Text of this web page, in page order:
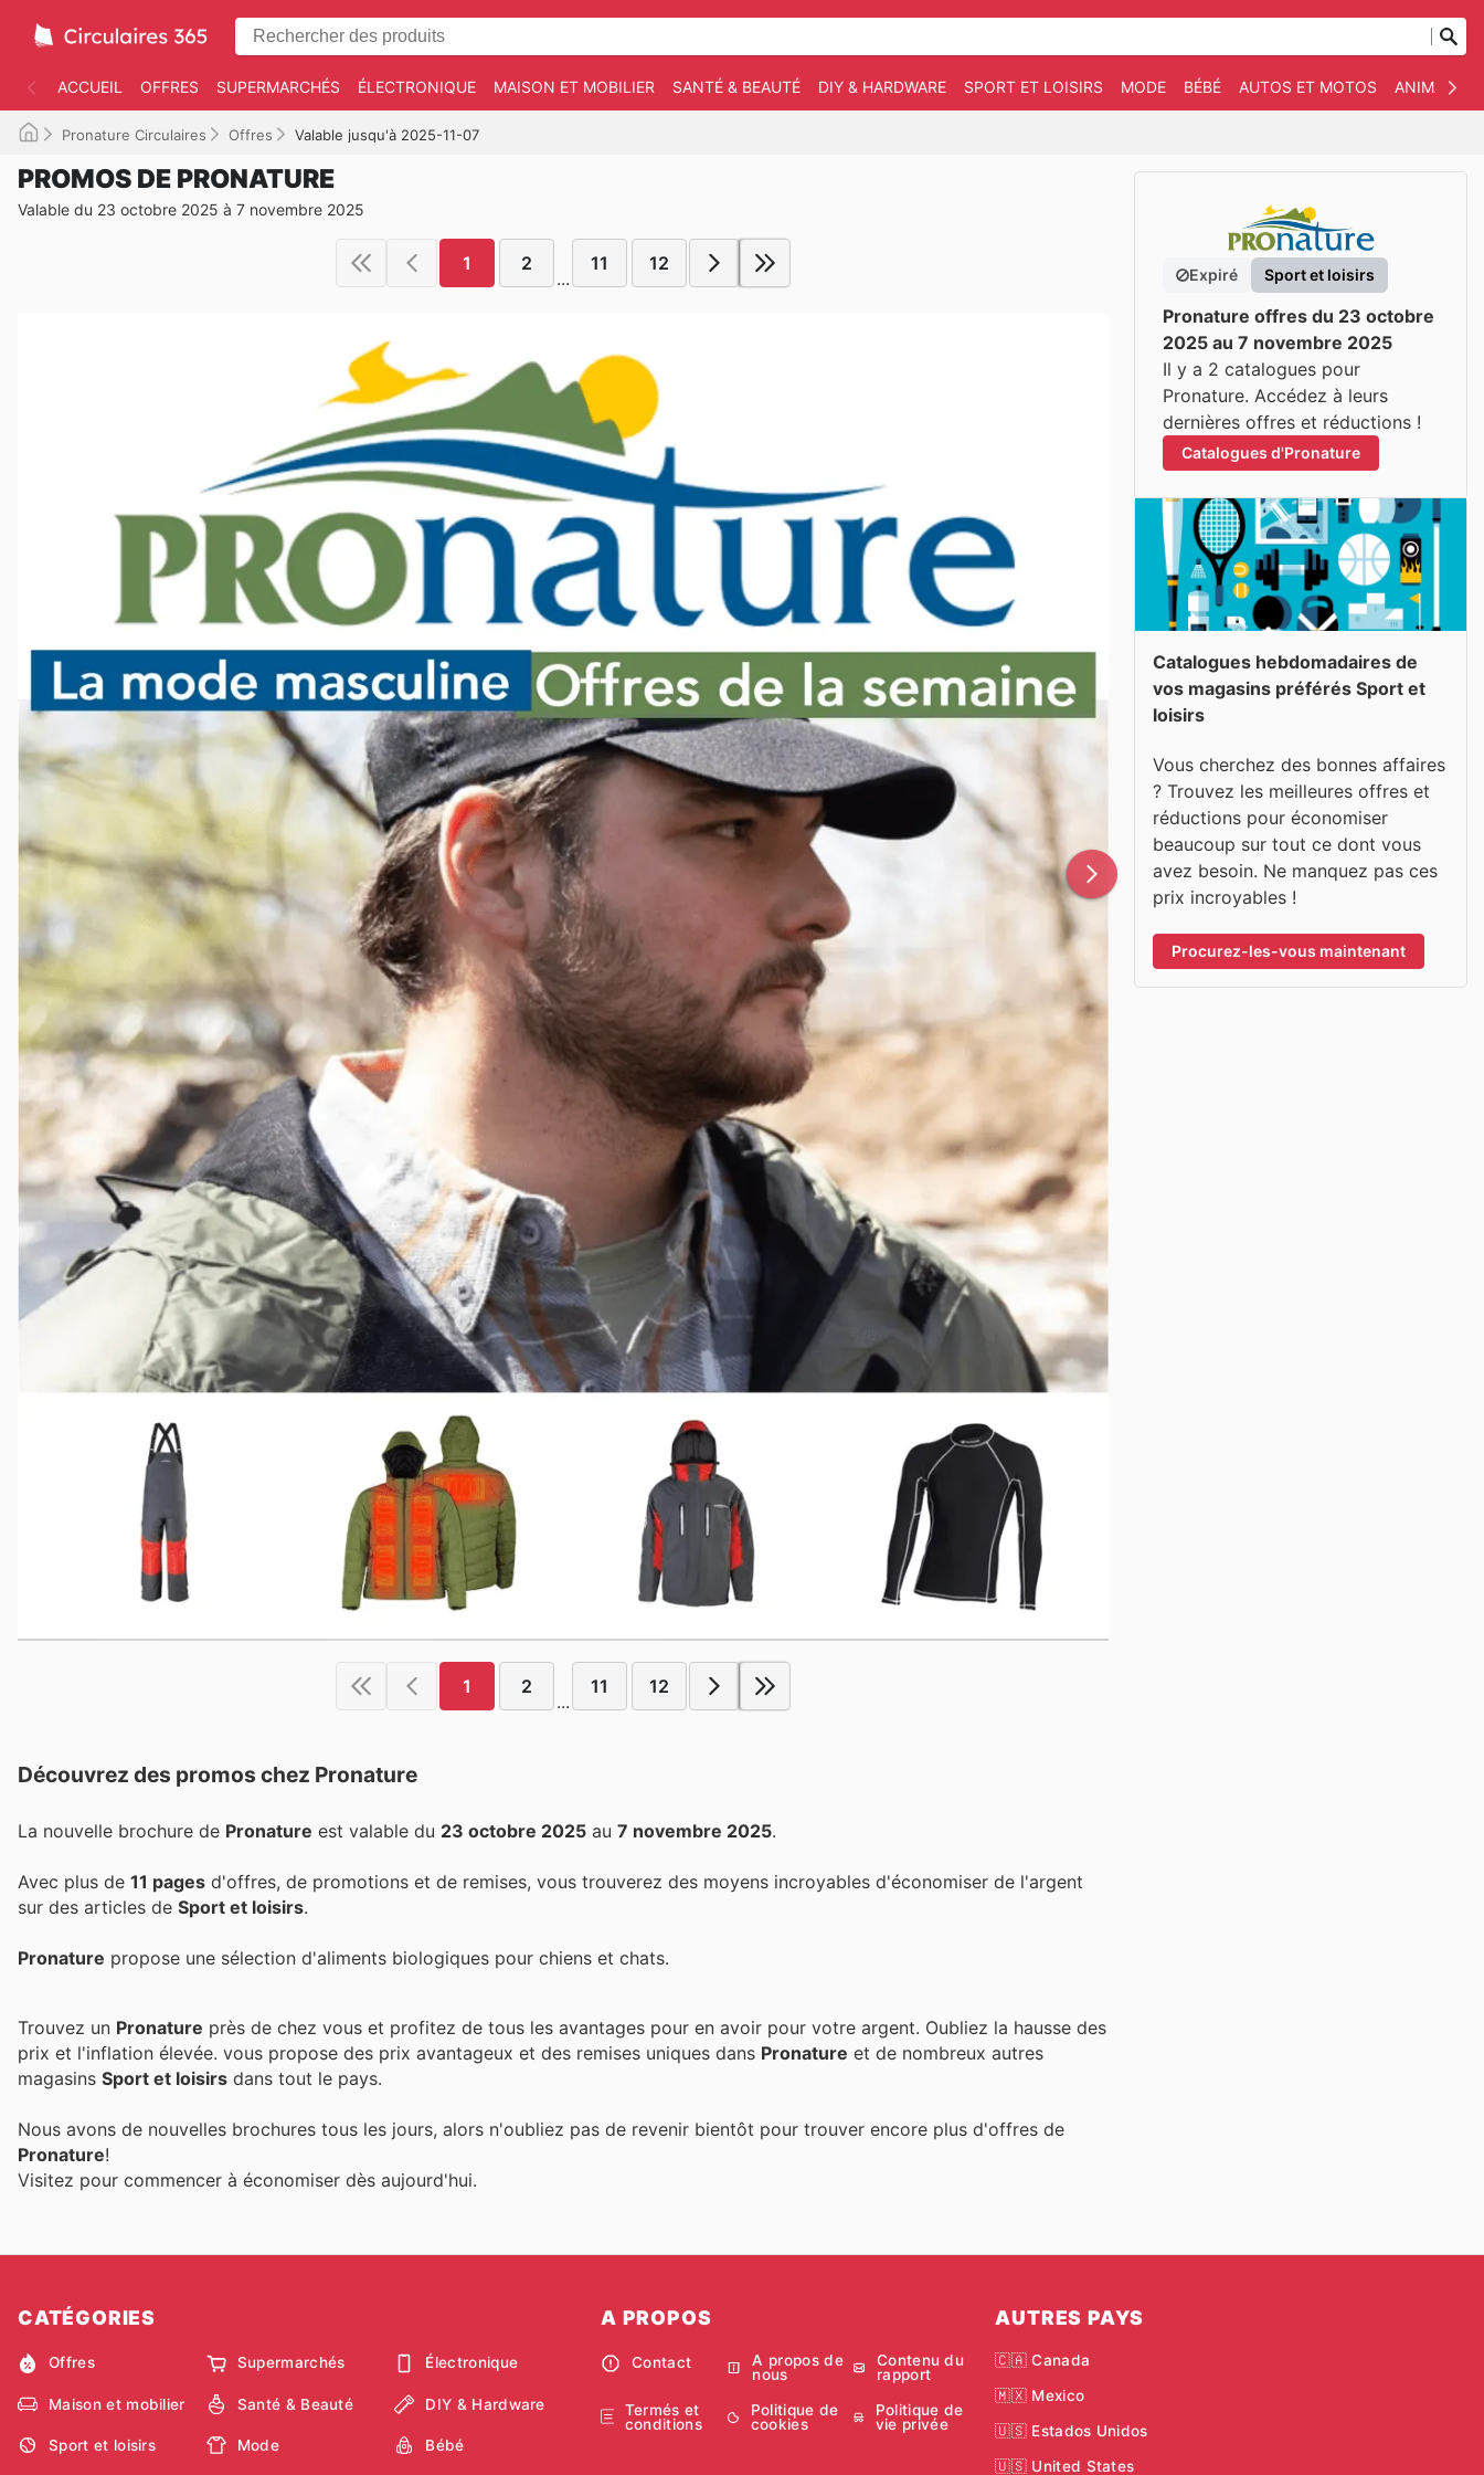
ACCUEIL OFFRES SUPERMARCHÉS ÉLECTRONIQUE MAISON ET MOBILIER SANTÉ & BEAUTÉ DIY & HARDWARE SPORT ET LOISIRS MODE BÉBÉ AUTOS ET MOTOS ANIMAUX
Pronature Circulaires Offres Valable jusqu'à 2025-11-07
PROMOS DE PRONATURE
Valable du 23 octobre 2025 à 7 novembre 2025
1 2
...
11 12
1 2
...
11 12
Découvrez des promos chez Pronature
La nouvelle brochure de Pronature est valable du 23 octobre 2025 au 7 novembre 2025.
Avec plus de 11 pages d'offres, de promotions et de remises, vous trouverez des moyens incroyables d'économiser de l'argent
sur des articles de Sport et loisirs.
Pronature propose une sélection d'aliments biologiques pour chiens et chats.
Trouvez un Pronature près de chez vous et profitez de tous les avantages pour en avoir pour votre argent. Oubliez la hausse des
prix et l'inflation élevée. vous propose des prix avantageux et des remises uniques dans Pronature et de nombreux autres
magasins Sport et loisirs dans tout le pays.
Nous avons de nouvelles brochures tous les jours, alors n'oubliez pas de revenir bientôt pour trouver encore plus d'offres de
Pronature!
Visitez pour commencer à économiser dès aujourd'hui.
Expiré Sport et loisirs
Pronature offres du 23 octobre
2025 au 7 novembre 2025
Il y a 2 catalogues pour
Pronature. Accédez à leurs
dernières offres et réductions !
Catalogues d'Pronature
Catalogues hebdomadaires de
vos magasins préférés Sport et
loisirs
Vous cherchez des bonnes affaires
? Trouvez les meilleures offres et
réductions pour économiser
beaucoup sur tout ce dont vous
avez besoin. Ne manquez pas ces
prix incroyables !
Procurez-les-vous maintenant
CATÉGORIES
Offres Supermarchés Électronique
Maison et mobilier Santé & Beauté DIY & Hardware
Sport et loisirs Mode Bébé
A PROPOS
Contact
A propos de
nous
Contenu du
rapport
Termés et
conditions
Politique de
cookies
Politique de
vie privée
AUTRES PAYS
🇨🇦 Canada
🇲🇽 Mexico
🇺🇸 Estados Unidos
🇺🇸 United States